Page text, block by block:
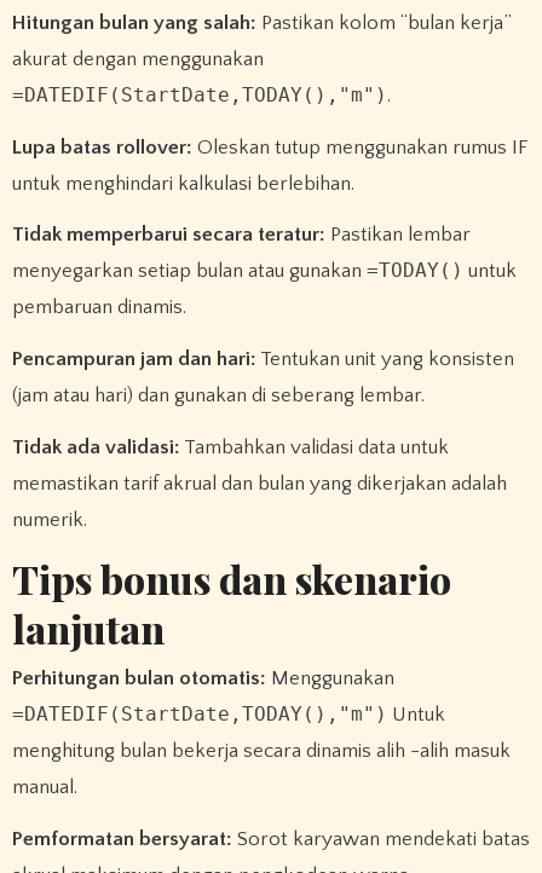
Hitungan bulan yang salah: Pastikan kolom “bulan kerja”
akurat dengan menggunakan
=DATEDIF(StartDate,TODAY(),"m") .
Lupa batas rollover: Oleskan tutup menggunakan rumus IF
untuk menghindari kalkulasi berlebihan.
Tidak memperbarui secara teratur: Pastikan lembar
menyegarkan setiap bulan atau gunakan =TODAY() untuk
pembaruan dinamis.
Pencampuran jam dan hari: Tentukan unit yang konsisten
(jam atau hari) dan gunakan di seberang lembar.
Tidak ada validasi: Tambahkan validasi data untuk
memastikan tarif akrual dan bulan yang dikerjakan adalah
numerik.
Tips bonus dan skenario
lanjutan
Perhitungan bulan otomatis: Menggunakan
=DATEDIF(StartDate,TODAY(),"m") Untuk
menghitung bulan bekerja secara dinamis alih -alih masuk
manual.
Pemformatan bersyarat: Sorot karyawan mendekati batas